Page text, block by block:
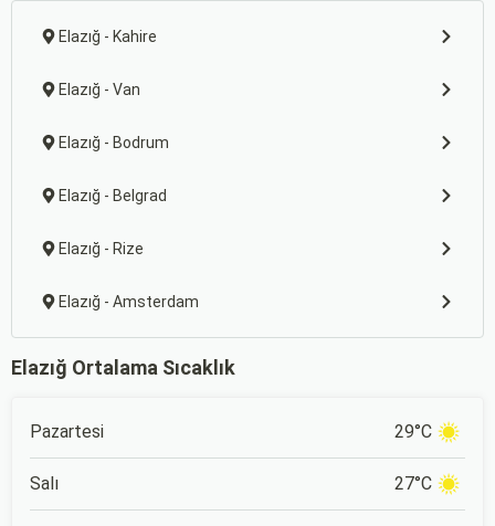
Elazığ - Kahire
Elazığ - Van
Elazığ - Bodrum
Elazığ - Belgrad
Elazığ - Rize
Elazığ - Amsterdam
Elazığ Ortalama Sıcaklık
Pazartesi 29°C
Salı 27°C